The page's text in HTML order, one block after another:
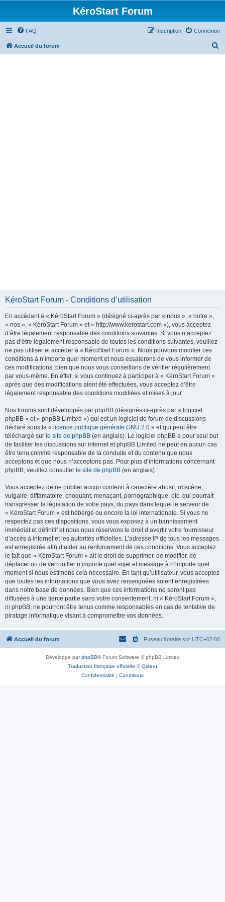
KéroStart Forum
FAQ Connexion
Inscription
Accueil du forum
KéroStart Forum - Conditions d’utilisation
En accédant à « KéroStart Forum » (désigné ci-après par « nous », « notre »,
« nos », « KéroStart Forum » et « http://www.kerostart.com »), vous acceptez
d’être légalement responsable des conditions suivantes. Si vous n’acceptez
pas d’être légalement responsable de toutes les conditions suivantes, veuillez
ne pas utiliser et accéder à « KéroStart Forum ». Nous pouvons modifier ces
conditions à n’importe quel moment et nous essaierons de vous informer de
ces modifications, bien que nous vous conseillons de vérifier régulièrement
par vous-même. En effet, si vous continuez à participer à « KéroStart Forum »
après que des modifications aient été effectuées, vous acceptez d’être
légalement responsable des conditions modifiées et mises à jour.
Nos forums sont développés par phpBB (désignés ci-après par « logiciel
phpBB » et « phpBB Limited ») qui est un logiciel de forum de discussions
déclaré sous la « licence publique générale GNU 2.0 » et qui peut être
téléchargé sur le site de phpBB (en anglais). Le logiciel phpBB a pour seul but
de faciliter les discussions sur internet et phpBB Limited ne peut en aucun cas
être tenu comme responsable de la conduite et du contenu que nous
acceptons et que nous n’acceptons pas. Pour plus d’informations concernant
phpBB, veuillez consulter le site de phpBB (en anglais).
Vous acceptez de ne publier aucun contenu à caractère abusif, obscène,
vulgaire, diffamatoire, choquant, menaçant, pornographique, etc. qui pourrait
transgresser la législation de votre pays, du pays dans lequel le serveur de
« KéroStart Forum » est hébergé ou encore la loi internationale. Si vous ne
respectez pas ces dispositions, vous vous exposez à un bannissement
immédiat et définitif et nous nous réservons le droit d’avertir votre fournisseur
d’accès à internet et les autorités officielles. L’adresse IP de tous les messages
est enregistrée afin d’aider au renforcement de ces conditions. Vous acceptez
le fait que « KéroStart Forum » ait le droit de supprimer, de modifier, de
déplacer ou de verrouiller n’importe quel sujet et message à n’importe quel
moment si nous estimons cela nécessaire. En tant qu’utilisateur, vous acceptez
que toutes les informations que vous avez renseignées soient enregistrées
dans notre base de données. Bien que ces informations ne seront pas
diffusées à une tierce partie sans votre consentement, ni « KéroStart Forum »,
ni phpBB, ne pourront être tenus comme responsables en cas de tentative de
piratage informatique visant à compromettre vos données.
Accueil du forum Fuseau horaire sur UTC+02:00
Développé parphpBB® Forum Software © phpBB Limited
Traduction française officielle ©Qiaeru
Confidentialité | Conditions